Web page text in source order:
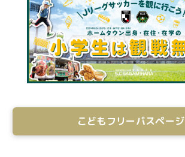
こどもフリーパスページ